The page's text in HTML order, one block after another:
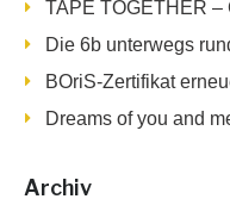
TAPE TOGETHER –
Die 6b unterwegs
BOriS-Zertifikat
Dreams of you and
Archiv